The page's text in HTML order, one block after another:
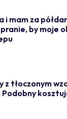
i mam za
by moje
z tłoczonym
Podobny